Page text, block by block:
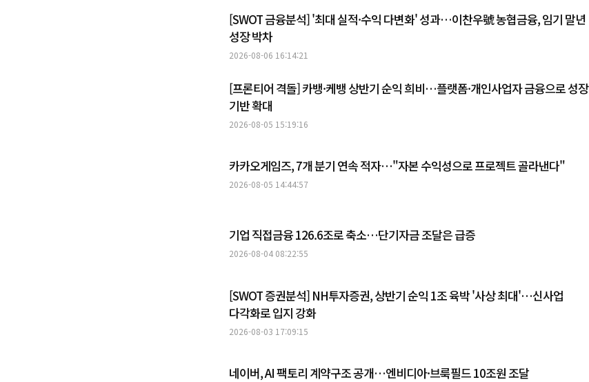
[SWOT 금융분석] '최대 실적·수익 다변화' 성과…이찬우號 농협금융, 임기 말년
성장 박차
2026-08-06 16:14:21
[프론티어 격돌] 카뱅·케뱅 상반기 순익 희비…플랫폼·개인사업자 금융으로 성장
기반 확대
2026-08-05 15:19:16
카카오게임즈, 7개 분기 연속 적자…"자본 수익성으로 프로젝트 골라낸다"
2026-08-05 14:44:57
기업 직접금융 126.6조로 축소…단기자금 조달은 급증
2026-08-04 08:22:55
[SWOT 증권분석] NH투자증권, 상반기 순익 1조 육박 '사상 최대'…신사업
다각화로 입지 강화
2026-08-03 17:09:15
네이버, AI 팩토리 계약구조 공개…엔비디아·브룩필드 10조원 조달